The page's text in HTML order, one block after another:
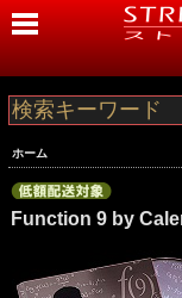
ホーム
Function 9 by